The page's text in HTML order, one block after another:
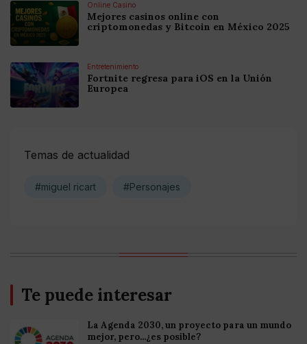
Online Casino
Mejores casinos online con
criptomonedas y Bitcoin en México 2025
Entretenimiento
Fortnite regresa para iOS en la Unión
Europea
Temas de actualidad
#miguel ricart #Personajes
Te puede interesar
La Agenda 2030, un proyecto para un mundo
mejor, pero...¿es posible?